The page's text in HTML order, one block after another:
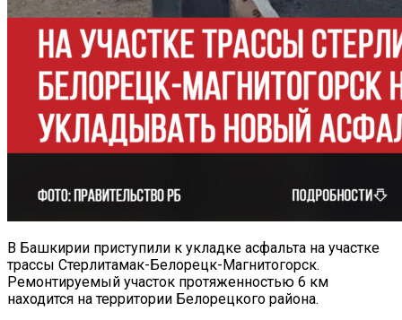
В Башкирии приступили к укладке асфальта на участке
трассы Стерлитамак-Белорецк-Магнитогорск.
Ремонтируемый участок протяженностью 6 км
находится на территории Белорецкого района.